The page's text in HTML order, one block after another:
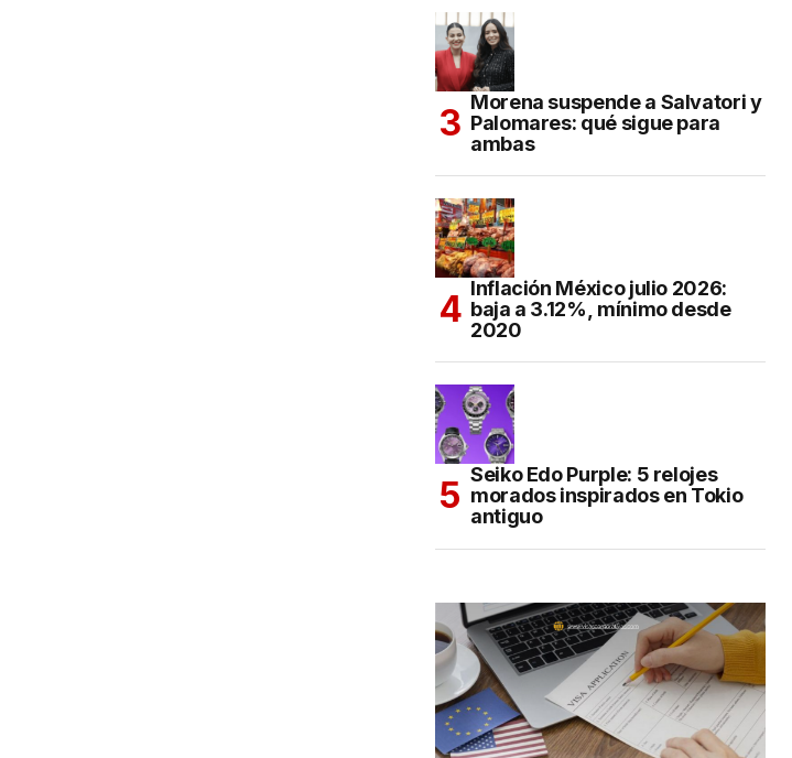
Morena suspende a Salvatori y
Palomares: qué sigue para
ambas
Inflación México julio 2026:
baja a 3.12%, mínimo desde
2020
Seiko Edo Purple: 5 relojes
morados inspirados en Tokio
antiguo